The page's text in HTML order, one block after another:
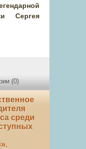
Сергея
(0)
среди